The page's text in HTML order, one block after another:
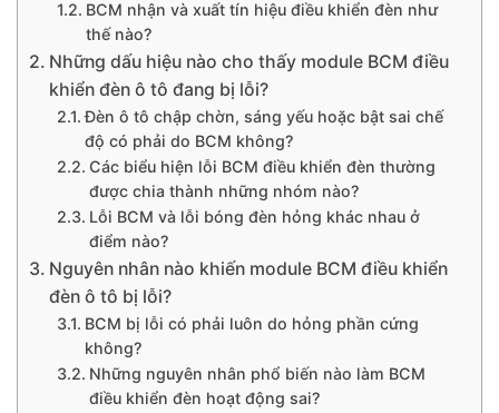
BCM nhận và xuất tín hiệu điều khiển đèn như
thế nào?
Những dấu hiệu nào cho thấy module BCM điều
khiển đèn ô tô đang bị lỗi?
Đèn ô tô chập chờn, sáng yếu hoặc bật sai chế
độ có phải do BCM không?
Các biểu hiện lỗi BCM điều khiển đèn thường
được chia thành những nhóm nào?
Lỗi BCM và lỗi bóng đèn hỏng khác nhau ở
điểm nào?
Nguyên nhân nào khiến module BCM điều khiển
đèn ô tô bị lỗi?
BCM bị lỗi có phải luôn do hỏng phần cứng
không?
Những nguyên nhân phổ biến nào làm BCM
điều khiển đèn hoạt động sai?